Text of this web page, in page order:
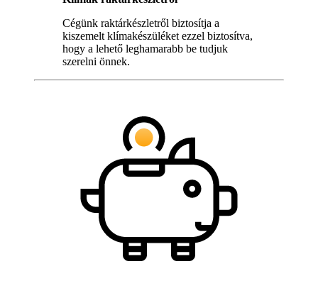
Cégünk raktárkészletről biztosítja a
kiszemelt klímakészüléket ezzel biztosítva,
hogy a lehető leghamarabb be tudjuk
szerelni önnek.